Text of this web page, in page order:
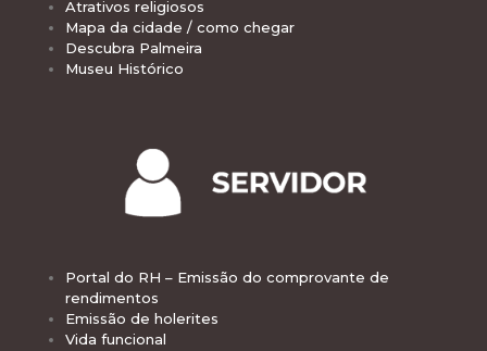
Atrativos religiosos
Mapa da cidade / como chegar
Descubra Palmeira
Museu Histórico
Portal do RH – Emissão do comprovante de
rendimentos
Emissão de holerites
Vida funcional